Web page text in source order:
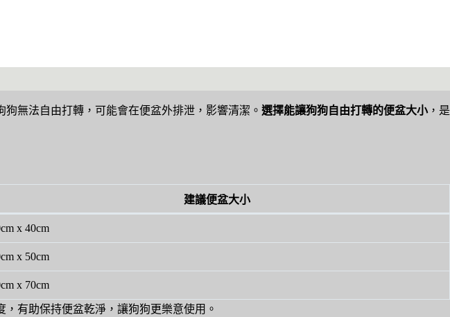
無法自由打轉，可能會在便盆外排泄，影響清潔。 選擇能讓狗狗自由打轉的便盆大小，是
建議便盆大小
x 40cm
x 50cm
x 70cm
有助保持便盆乾淨，讓狗狗更樂意使用。